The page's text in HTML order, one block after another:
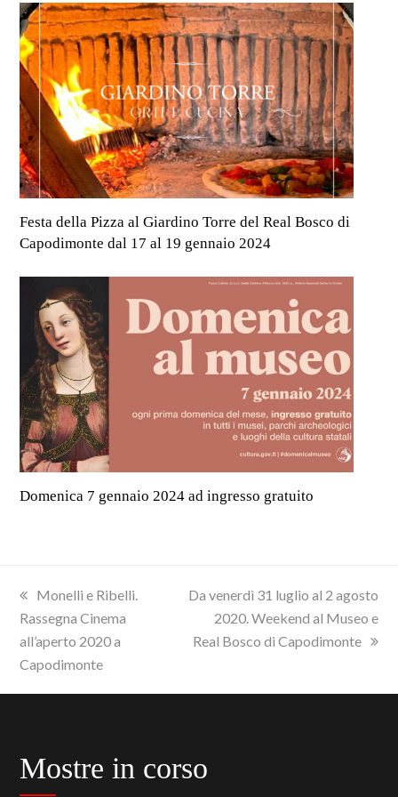
Festa della Pizza al Giardino Torre del Real Bosco di
Capodimonte dal 17 al 19 gennaio 2024
Domenica 7 gennaio 2024 ad ingresso gratuito
previous
post:
Monelli e Ribelli.
Rassegna Cinema
all’aperto 2020 a
Capodimonte
next
post:
Da venerdì 31 luglio al 2 agosto
2020. Weekend al Museo e
Real Bosco di Capodimonte
Mostre in corso